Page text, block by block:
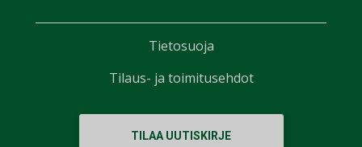
TILAA UUTISKIRJE
Tietosuoja
Tilaus- ja toimitusehdot